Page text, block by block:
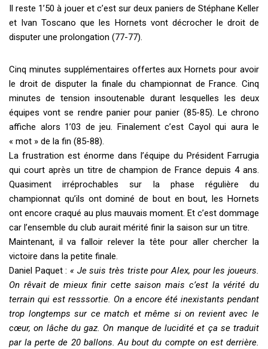
Il reste 1’50 à jouer et c’est sur deux paniers de Stéphane Keller
et Ivan Toscano que les Hornets vont décrocher le droit de
disputer une prolongation (77-77).
Cinq minutes supplémentaires offertes aux Hornets pour avoir
le droit de disputer la finale du championnat de France. Cinq
minutes de tension insoutenable durant lesquelles les deux
équipes vont se rendre panier pour panier (85-85). Le chrono
affiche alors 1’03 de jeu. Finalement c’est Cayol qui aura le
« mot » de la fin (85-88).
La frustration est énorme dans l’équipe du Président Farrugia
qui court après un titre de champion de France depuis 4 ans.
Quasiment irréprochables sur la phase régulière du
championnat qu’ils ont dominé de bout en bout, les Hornets
ont encore craqué au plus mauvais moment. Et c’est dommage
car l’ensemble du club aurait mérité finir la saison sur un titre.
Maintenant, il va falloir relever la tête pour aller chercher la
victoire dans la petite finale.
Daniel Paquet : « Je suis très triste pour Alex, pour les joueurs.
On rêvait de mieux finir cette saison mais c’est la vérité du
terrain qui est resssortie. On a encore été inexistants pendant
trop longtemps sur ce match et même si on revient avec le
cœur, on lâche du gaz. On manque de lucidité et ça se traduit
par la perte de 20 ballons. Au bout du compte on est derrière.